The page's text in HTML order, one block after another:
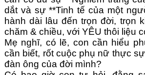
dắt và sự **Tinh tế của một
hành dài lâu đến trọn đời, trọn
chăm & chiều, với YÊU thôi liệu
Mẹ nghĩ, có lẽ, con cần hiểu
cần biết, rốt cuộc phụ nữ thực
đàn ông của đời mình?